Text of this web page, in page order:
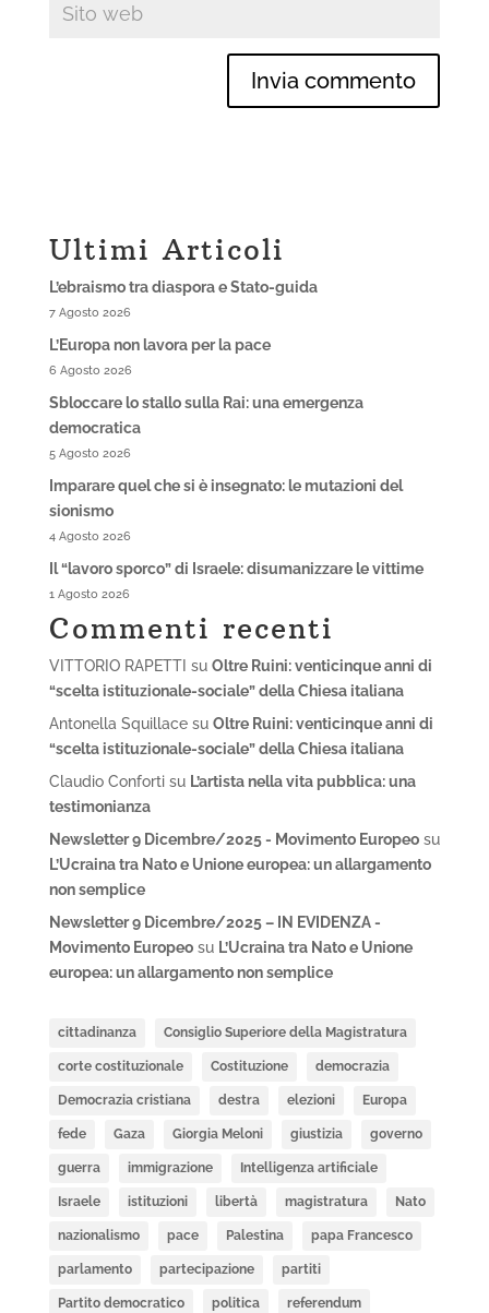
Ultimi Articoli
L’ebraismo tra diaspora e Stato-guida
7 Agosto 2026
L’Europa non lavora per la pace
6 Agosto 2026
Sbloccare lo stallo sulla Rai: una emergenza
democratica
5 Agosto 2026
Imparare quel che si è insegnato: le mutazioni del
sionismo
4 Agosto 2026
Il “lavoro sporco” di Israele: disumanizzare le vittime
1 Agosto 2026
Commenti recenti
VITTORIO RAPETTI su Oltre Ruini: venticinque anni di
“scelta istituzionale-sociale” della Chiesa italiana
Antonella Squillacesu Oltre Ruini: venticinque anni di
“scelta istituzionale-sociale” della Chiesa italiana
Claudio Confortisu L’artista nella vita pubblica: una
testimonianza
Newsletter 9 Dicembre/2025 - Movimento Europeosu
L’Ucraina tra Nato e Unione europea: un allargamento
non semplice
Newsletter 9 Dicembre/2025 – IN EVIDENZA -
Movimento Europeosu L’Ucraina tra Nato e Unione
europea: un allargamento non semplice
cittadinanza Consiglio Superiore della Magistratura
corte costituzionale Costituzione democrazia
Democrazia cristiana destra elezioni Europa
fede Gaza Giorgia Meloni giustizia governo
guerra immigrazione Intelligenza artificiale
Israele istituzioni libertà magistratura Nato
nazionalismo pace Palestina papa Francesco
parlamento partecipazione partiti
Partito democratico politica referendum